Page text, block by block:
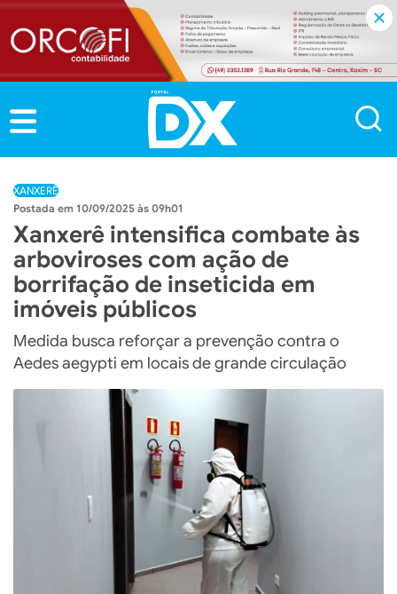
XANXERÊ
10/09/2025 às 09h01
Xanxerê intensifica combate às
arboviroses com ação de
borrifação de inseticida em
imóveis públicos
Medida busca reforçar a prevenção contra o
Aedes aegypti em locais de grande circulação